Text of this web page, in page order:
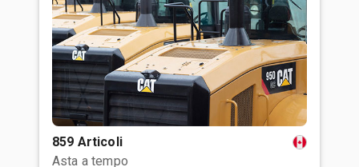
859 Articoli
Asta a tempo